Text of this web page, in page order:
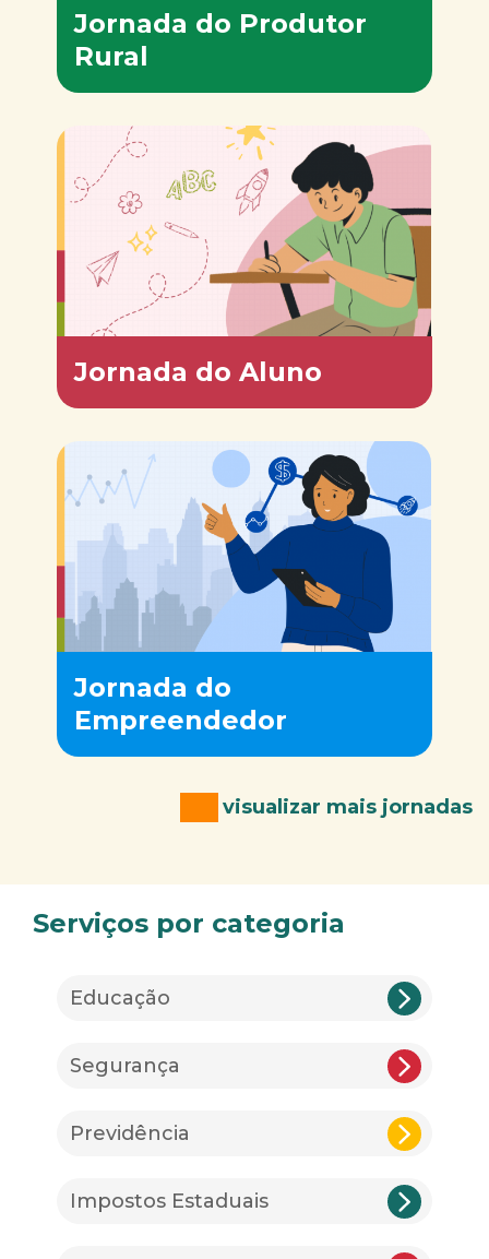
Jornada do Produtor
Rural
Jornada do Aluno
Jornada do
Empreendedor
visualizar mais jornadas
Serviços por categoria
Educação
Segurança
Previdência
Impostos Estaduais